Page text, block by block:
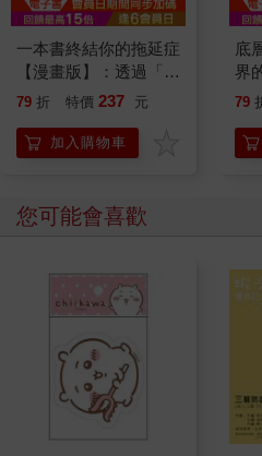
一本書終結你的拖延症
【漫畫版】：透過「小
行動」打開大腦的行動
「行動派」的37個科
學方法
79 折 特價 237 元
加入購物車
底
界
79
您可能會喜歡